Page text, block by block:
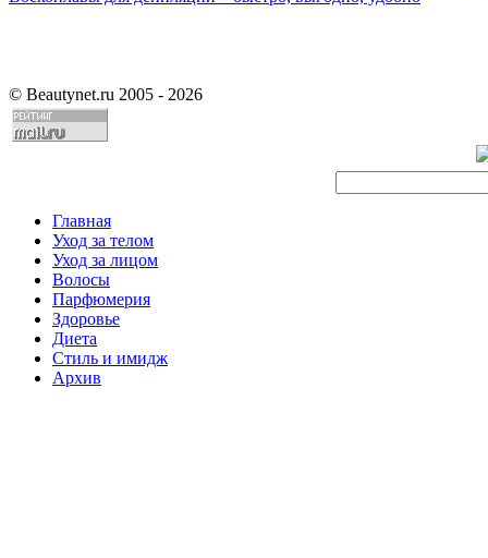
© Beautynet.ru 2005 - 2026
Главная
Уход за телом
Уход за лицом
Волосы
Парфюмерия
Здоровье
Диета
Стиль и имидж
Архив